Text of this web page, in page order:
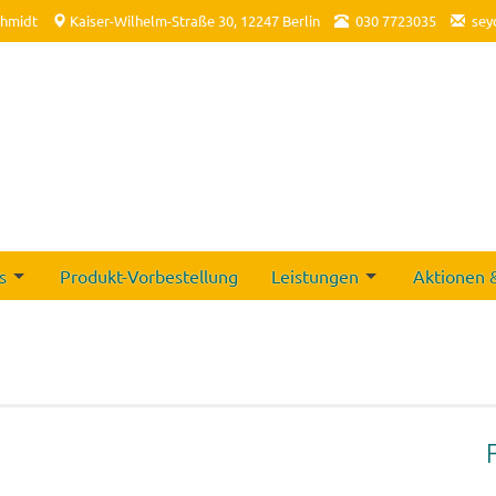
Kaiser-Wilhelm-Straße 30, 12247 Berlin 030 7723035
Produkt-Vorbestellung Leistungen Aktionen